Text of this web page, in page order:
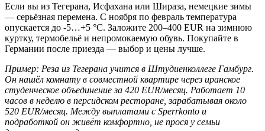
Если вы из Тегерана, Исфахана или Шираза, немецкие зимы
— серьёзная перемена. С ноября по февраль температура
опускается до -5…+5 °C. Заложите 200–400 EUR на зимнюю
куртку, термобельё и непромокаемую обувь. Покупайте в
Германии после приезда — выбор и цены лучше.
Пример: Реза из Тегерана учится в Штудиенколлеге Гамбург.
Он нашёл комнату в совместной квартире через иранское
студенческое объединение за 420 EUR/месяц. Работает 10
часов в неделю в персидском ресторане, зарабатывая около
520 EUR/месяц. Между выплатами с Sperrkonto и
подработкой он живёт комфортно, не прося у семьи